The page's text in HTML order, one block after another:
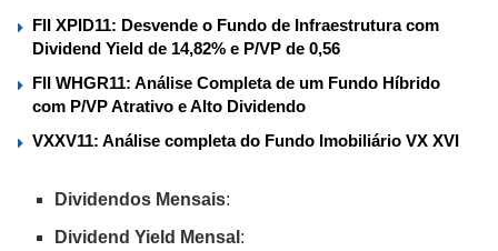
FII XPID11: Desvende o Fundo de Infraestrutura com
Dividend Yield de 14,82% e P/VP de 0,56
FII WHGR11: Análise Completa de um Fundo Híbrido
com P/VP Atrativo e Alto Dividendo
VXXV11: Análise completa do Fundo Imobiliário VX XVI
Dividendos Mensais:
Dividend Yield Mensal :